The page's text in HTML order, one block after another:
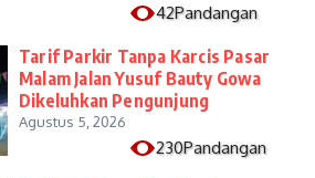
42Pandangan
Tarif Parkir Tanpa Karcis Pasar
Malam Jalan Yusuf Bauty Gowa
Dikeluhkan Pengunjung
Agustus 5, 2026
230Pandangan